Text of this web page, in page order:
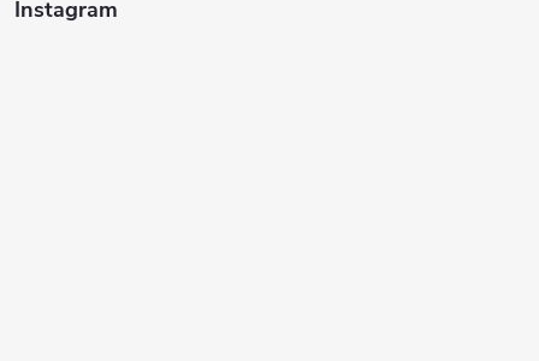
Instagram